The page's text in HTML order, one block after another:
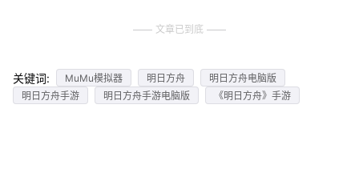
文章已到底
关键词: MuMu模拟器 明日方舟
明日方舟电脑版
明日方舟手游
明日方舟手游电脑版 《明日方舟》手游